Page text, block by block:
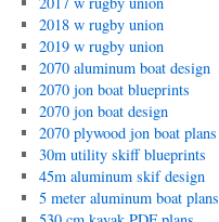
2018 w rugby union
2019 w rugby union
2070 aluminum boat design
2070 jon boat blueprints
2070 jon boat design
2070 plywood jon boat plans
30m utility skiff blueprints
45m aluminum skif design
5 meter aluminum boat plans